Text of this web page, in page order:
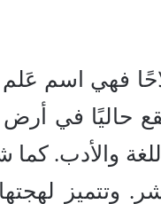
فهي اسم
يقع حاليًا في
والأدب.
وتتميز